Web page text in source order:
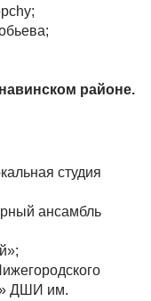
районе.
студия
ансамбль
ДШИ им.